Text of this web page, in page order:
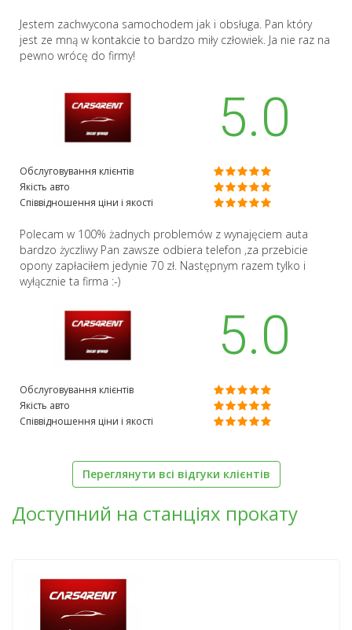
Jestem zachwycona samochodem jak i obsługa. Pan który
jest ze mną w kontakcie to bardzo miły człowiek. Ja nie raz na
pewno wrócę do firmy!
5.0
Обслуговування клієнтів
Якість авто
Співвідношення ціни і якості
Polecam w 100% żadnych problemów z wynajęciem auta
bardzo życzliwy Pan zawsze odbiera telefon ,za przebicie
opony zapłaciłem jedynie 70 zł. Następnym razem tylko i
wyłącznie ta firma :-)
5.0
Обслуговування клієнтів
Якість авто
Співвідношення ціни і якості
Переглянути всі відгуки клієнтів
Доступний на станціях прокату